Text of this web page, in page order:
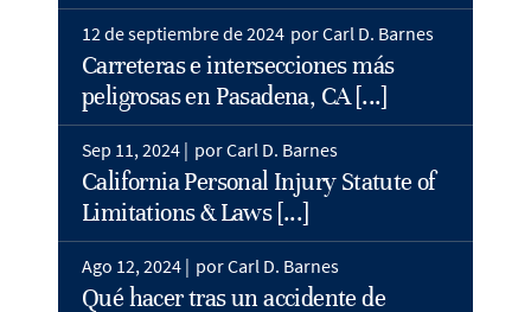
12 de septiembre de 2024 por Carl D. Barnes
Carreteras e intersecciones más
peligrosas en Pasadena, CA [...]
Sep 11, 2024 | por Carl D. Barnes
California Personal Injury Statute of
Limitations & Laws [...]
Ago 12, 2024 | por Carl D. Barnes
Qué hacer tras un accidente de